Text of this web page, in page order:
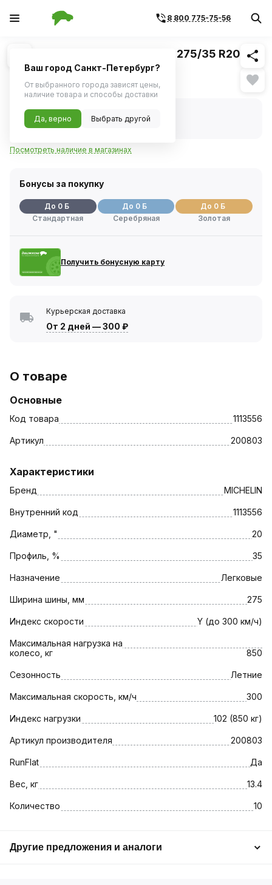
8 800 775-75-56
1/1 Похожие
Шина MICHELIN Pilot Sport 4 S 275/35 R20
102Y XL ZP
Нет в наличии
Нет в наличии
Код товара:1113556
Артикул:200803
Посмотреть наличие в магазинах
Бонусы за покупку
До 0 Б
Стандартная
До 0 Б
Серебряная
До 0 Б
Золотая
Получить бонусную карту
Курьерская доставка
От 2 дней —300 ₽
О товаре
Основные
Код товара 1113556
Артикул 200803
Характеристики
Бренд MICHELIN
Внутренний код 1113556
Диаметр, " 20
Профиль, % 35
Назначение Легковые
Ширина шины, мм 275
Индекс скорости Y (до 300 км/ч)
Максимальная нагрузка на
колесо, кг
850
Сезонность Летние
Максимальная скорость, км/ч 300
Индекс нагрузки 102 (850 кг)
Артикул производителя 200803
RunFlat Да
Вес, кг 13.4
Количество 10
Другие предложения и аналоги
Ваш город Санкт-Петербург?
От выбранного города зависят цены,
наличие товара и способы доставки
Да, верно Выбрать другой